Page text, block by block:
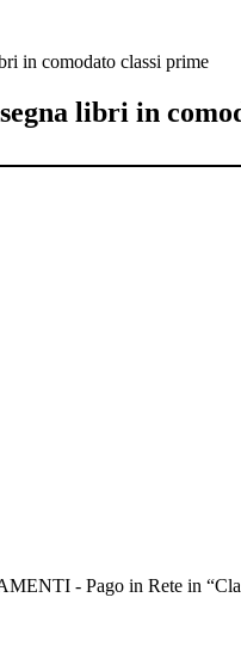
in comodato classi prime
libri in
- Pago in Rete in